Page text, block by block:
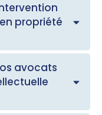
propriété
avocats